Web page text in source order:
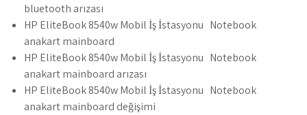
bluetooth arızası
HP EliteBook 8540w Mobil İş İstasyonu Notebook
anakart mainboard
HP EliteBook 8540w Mobil İş İstasyonu Notebook
anakart mainboard arızası
HP EliteBook 8540w Mobil İş İstasyonu Notebook
anakart mainboard değişimi